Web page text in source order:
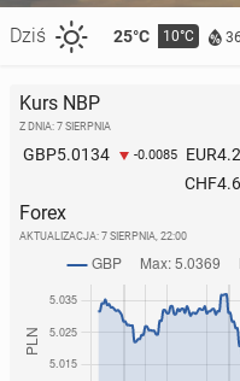
Dziś 25°C 10°C 36
Kurs NBP
Z DNIA: 7 SIERPNIA
GBP5.0134 -0.0085 EUR
CHF
Forex
AKTUALIZACJA: 7 SIERPNIA, 22:00